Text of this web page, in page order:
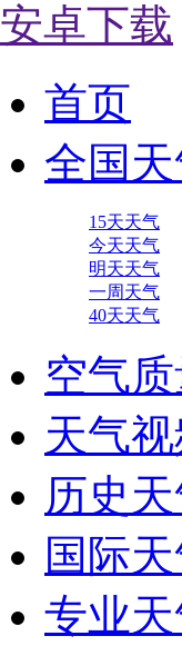
安卓下载
首页
全国
15天天气
今天天气
明天天气
一周天气
40天天气
空气
天气
历史
国际
专业